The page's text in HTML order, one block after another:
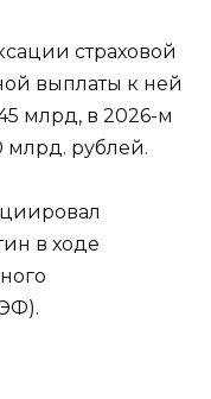
страховой
выплаты к ней
млрд, в 2026-м
млрд. рублей.
в ходе